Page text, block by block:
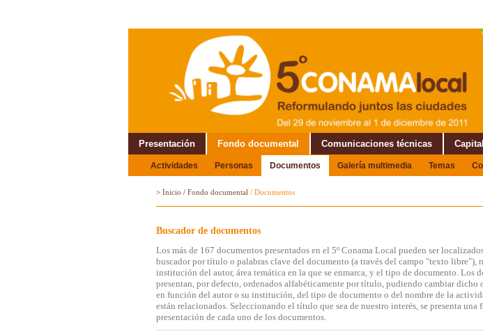
Presentación Fondo documental Comunicaciones técnicas
Actividades Personas Documentos Galería multimedia Temas
Alrededor del Encuentro
> Inicio / Fondo documental / Documentos
Buscador de documentos
Los más de 167 documentos presentados en el 5º Conama Local pueden ser
buscador por título o palabras clave del documento (a través del campo "texto libre"),
institución del autor, área temática en la que se enmarca, y el tipo de documento. Los
presentan, por defecto, ordenados alfabéticamente por título, pudiendo cambiar dicho
en función del autor o su institución, del tipo de documento o del nombre de la
están relacionados. Seleccionando el título que sea de nuestro interés, se presenta una
presentación de cada uno de los documentos.